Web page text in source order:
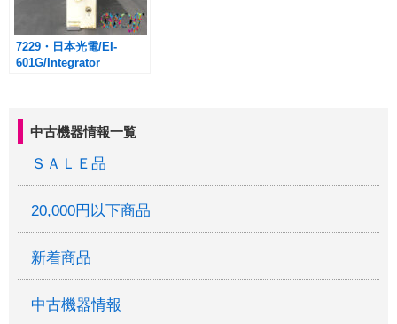
中古機器情報一覧
ＳＡＬＥ品
20,000円以下商品
新着商品
中古機器情報
7229・日本光電/EI-
601G/Integrator